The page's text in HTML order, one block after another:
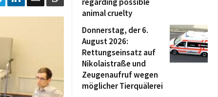
animal cruelty
Donnerstag, der 6.
August 2026:
Rettungseinsatz auf
Nikolaistraße und
Zeugenaufruf wegen
möglicher Tierquälerei